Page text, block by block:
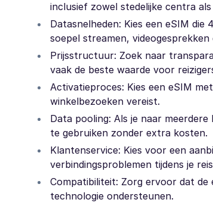
inclusief zowel stedelijke centra als
Datasnelheden: Kies een eSIM
soepel streamen, videogesprekken
Prijsstructuur: Zoek naar
vaak de beste waarde voor
Activatieproces: Kies een eSIM
winkelbezoeken vereist.
Data pooling: Als je naar
te gebruiken zonder extra kosten.
Klantenservice: Kies voor een
verbindingsproblemen tijdens je
Compatibiliteit: Zorg ervoor dat de
technologie ondersteunen.